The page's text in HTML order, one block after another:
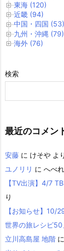
東海 (120)
近畿 (94)
中国・四国 (53)
九州・沖縄 (79)
海外 (76)
検索
最近のコメン
安藤 に けそや よ
ユノリリ に へべ
【TV出演】4/7
り
【お知らせ】10/
世界の旅レシピ50
立川高島屋 地階 に